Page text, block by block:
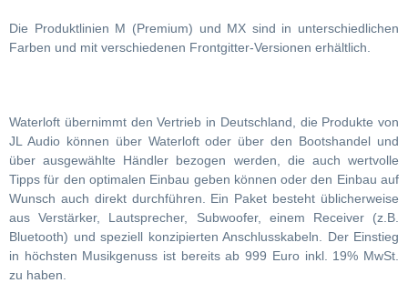
Die Produktlinien M (Premium) und MX sind in unterschiedlichen
Farben und mit verschiedenen Frontgitter-Versionen erhältlich.
Waterloft übernimmt den Vertrieb in Deutschland, die Produkte von
JL Audio können über Waterloft oder über den Bootshandel und
über ausgewählte Händler bezogen werden, die auch wertvolle
Tipps für den optimalen Einbau geben können oder den Einbau auf
Wunsch auch direkt durchführen. Ein Paket besteht üblicherweise
aus Verstärker, Lautsprecher, Subwoofer, einem Receiver (z.B.
Bluetooth) und speziell konzipierten Anschlusskabeln. Der Einstieg
in höchsten Musikgenuss ist bereits ab 999 Euro inkl. 19% MwSt.
zu haben.